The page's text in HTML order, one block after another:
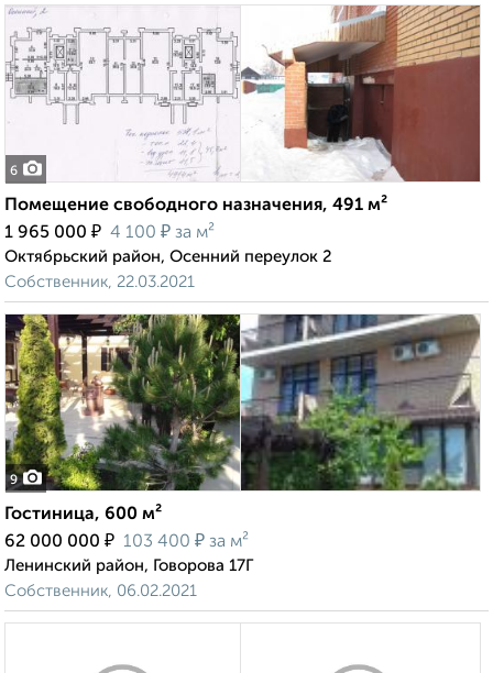
6
Помещение свободного назначения, 491 м²
1 965 000 ₽ 4 100 ₽ за м²
Октябрьский район, Осенний переулок 2
Собственник, 22.03.2021
9
Гостиница, 600 м²
62 000 000 ₽ 103 400 ₽ за м²
Ленинский район, Говорова 17Г
Собственник, 06.02.2021